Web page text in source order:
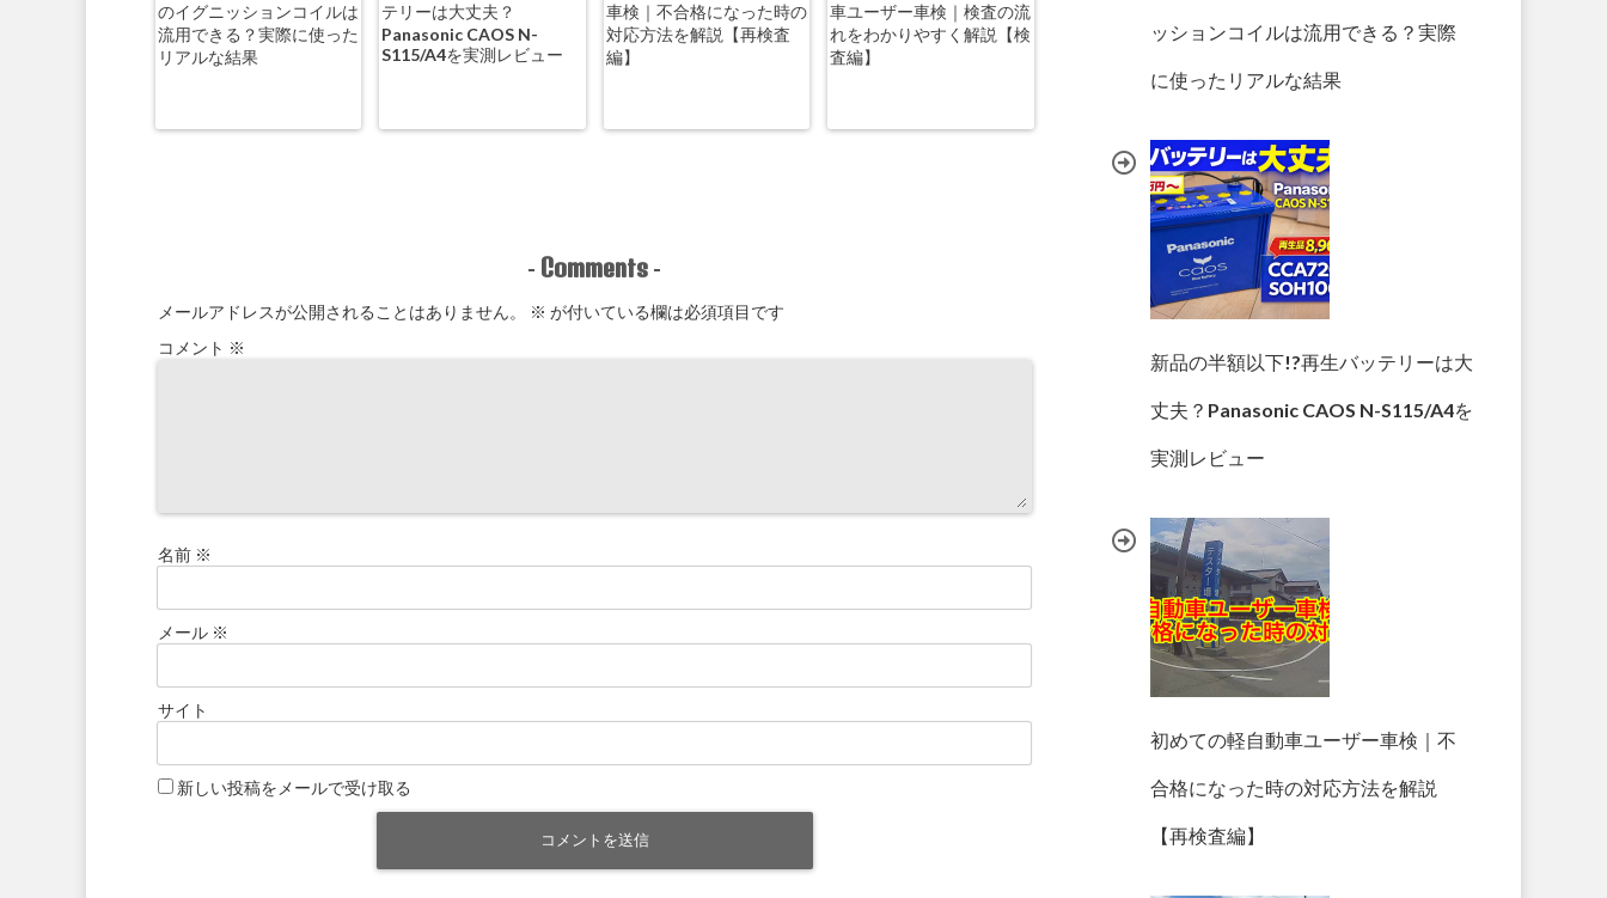
のイグニッションコイルは
流用できる？実際に使った
リアルな結果
テリーは大丈夫？
Panasonic CAOS N-
S115/A4を実測レビュー
車検｜不合格になった時の
対応方法を解説【再検査
編】
車ユーザー車検｜検査の流
れをわかりやすく解説【検
査編】
- Comments -
メールアドレスが公開されることはありません。 ※ が付いている欄は必須項目です
コメント ※
名前 ※
メール ※
サイト
新しい投稿をメールで受け取る
ッションコイルは流用できる？実際
に使ったリアルな結果
新品の半額以下!?再生バッテリーは大
丈夫？Panasonic CAOS N-S115/A4を
実測レビュー
初めての軽自動車ユーザー車検｜不
合格になった時の対応方法を解説
【再検査編】